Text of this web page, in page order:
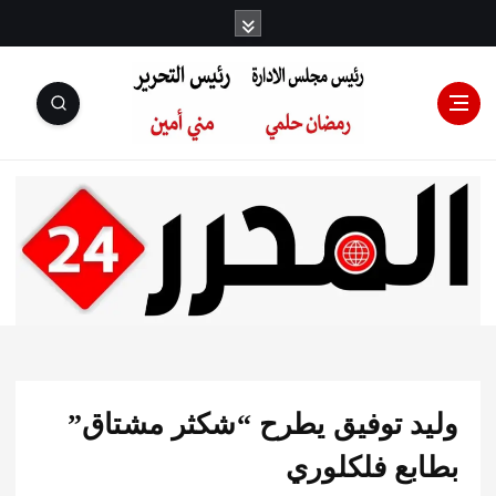
رئيس مجلس
الإدارة: رمضان
التحرير:مني أمين
توفيق يطرح “شكثر مشتاق”
فلكلوري